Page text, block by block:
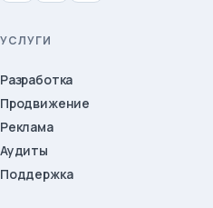
УСЛУГИ
Разработка
Продвижение
Реклама
Аудиты
Поддержка